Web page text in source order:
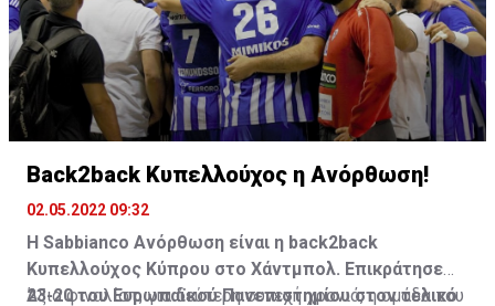
Back2back Κυπελλούχος η Ανόρθωση!
02.05.2022 09:32
Η Sabbianco Ανόρθωση είναι η back2back
Κυπελλούχος Κύπρου στο Χάντμπολ. Επικράτησε
23-20 του Ευρωπαϊκού Πανεπιστημίου στον τελικό
Άξια φιναλίστ, για δεύτερη συνεχή χρονιά, η ομάδα του